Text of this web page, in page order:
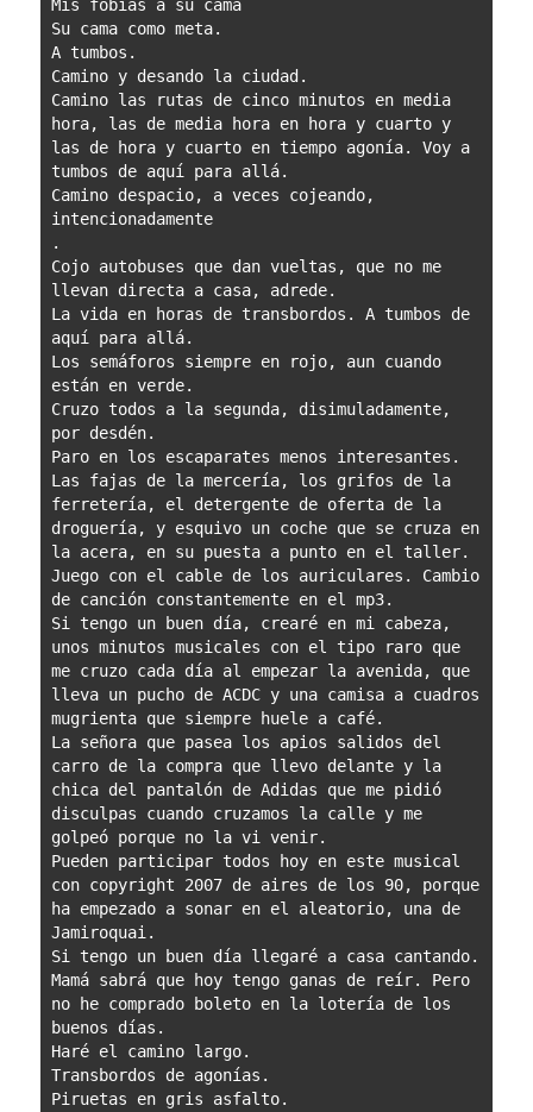
Mis fobias a su cama
Su cama como meta.
A tumbos.
Camino y desando la ciudad.
Camino las rutas de cinco minutos en media
hora, las de media hora en hora y cuarto y
las de hora y cuarto en tiempo agonía. Voy a
tumbos de aquí para allá.
Camino despacio, a veces cojeando,
intencionadamente
.
Cojo autobuses que dan vueltas, que no me
llevan directa a casa, adrede.
La vida en horas de transbordos. A tumbos de
aquí para allá.
Los semáforos siempre en rojo, aun cuando
están en verde.
Cruzo todos a la segunda, disimuladamente,
por desdén.
Paro en los escaparates menos interesantes.
Las fajas de la mercería, los grifos de la
ferretería, el detergente de oferta de la
droguería, y esquivo un coche que se cruza en
la acera, en su puesta a punto en el taller.
Juego con el cable de los auriculares. Cambio
de canción constantemente en el mp3.
Si tengo un buen día, crearé en mi cabeza,
unos minutos musicales con el tipo raro que
me cruzo cada día al empezar la avenida, que
lleva un pucho de ACDC y una camisa a cuadros
mugrienta que siempre huele a café.
La señora que pasea los apios salidos del
carro de la compra que llevo delante y la
chica del pantalón de Adidas que me pidió
disculpas cuando cruzamos la calle y me
golpeó porque no la vi venir.
Pueden participar todos hoy en este musical
con copyright 2007 de aires de los 90, porque
ha empezado a sonar en el aleatorio, una de
Jamiroquai.
Si tengo un buen día llegaré a casa cantando.
Mamá sabrá que hoy tengo ganas de reír. Pero
no he comprado boleto en la lotería de los
buenos días.
Haré el camino largo.
Transbordos de agonías.
Piruetas en gris asfalto.